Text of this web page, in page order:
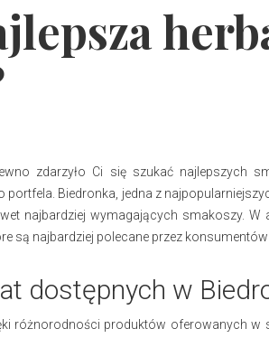
zdarzyło Ci się szukać najlepszych
portfela. Biedronka, jedna z
najbardziej wymagających smakoszy. W
są najbardziej polecane przez konsumentów
dostępnych w
różnorodności produktów oferowanych